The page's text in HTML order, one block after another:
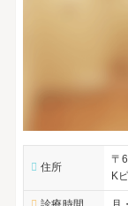
住所
〒
K